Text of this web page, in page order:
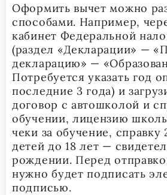
Оформить вычет можно
способами. Например,
кабинет Федеральной
(раздел «Декларации» —
декларацию» —
Потребуется указать год
последние 3 года) и
договор с автошколой и
обучении, лицензию
чеки за обучение,
детей до 18 лет —
рождении. Перед
нужно будет подписать
подписью.